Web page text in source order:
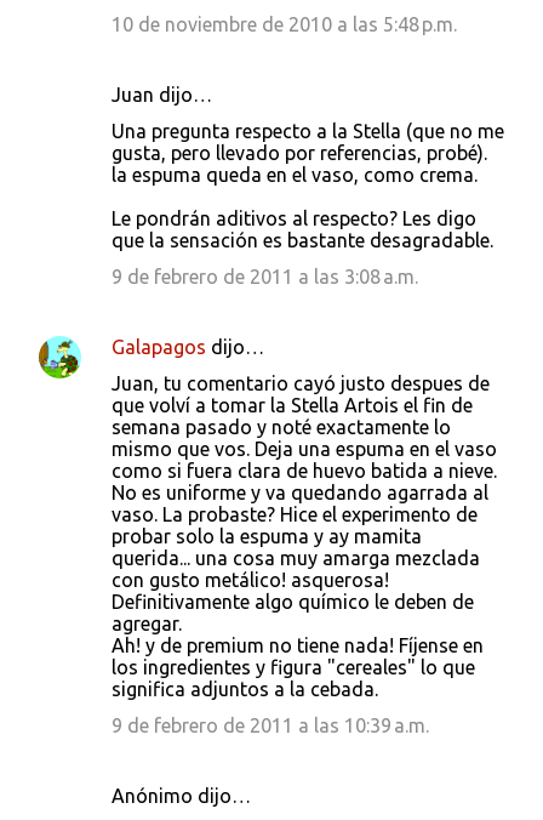
10 de noviembre de 2010 a las 5:48 p.m.
Juan dijo…
Una pregunta respecto a la Stella (que no me
gusta, pero llevado por referencias, probé).
la espuma queda en el vaso, como crema.
Le pondrán aditivos al respecto? Les digo
que la sensación es bastante desagradable.
9 de febrero de 2011 a las 3:08 a.m.
Galapagos dijo…
Juan, tu comentario cayó justo despues de
que volví a tomar la Stella Artois el fin de
semana pasado y noté exactamente lo
mismo que vos. Deja una espuma en el vaso
como si fuera clara de huevo batida a nieve.
No es uniforme y va quedando agarrada al
vaso. La probaste? Hice el experimento de
probar solo la espuma y ay mamita
querida... una cosa muy amarga mezclada
con gusto metálico! asquerosa!
Definitivamente algo químico le deben de
agregar.
Ah! y de premium no tiene nada! Fíjense en
los ingredientes y figura "cereales" lo que
significa adjuntos a la cebada.
9 de febrero de 2011 a las 10:39 a.m.
Anónimo dijo…